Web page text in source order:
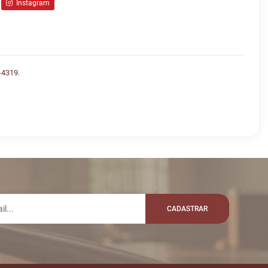
Instagram
4319.
VALOR
R$ 35.700,00
CADASTRAR